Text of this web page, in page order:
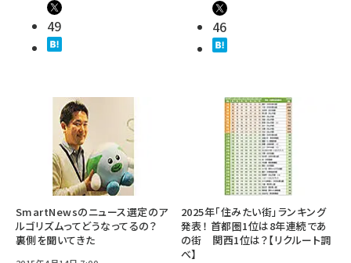
49
46
SmartNewsのニュース選定のア
ルゴリズムってどうなってるの？
裏側を聞いてきた
2025年「住みたい街」ランキング
発表！ 首都圏1位は8年連続であ
の街 関西1位は？【リクルート調
べ】